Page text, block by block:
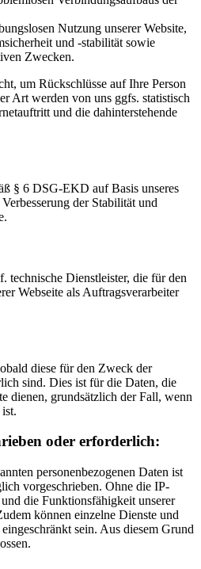
Nutzung unserer Website,
und -stabilität sowie
Zwecken.
um Rückschlüsse auf Ihre Person
Art werden von uns ggfs. statistisch
und die dahinterstehende
§ 6 DSG-EKD auf Basis unseres
der Stabilität und
technische Dienstleister, die für den
Webseite als Auftragsverarbeiter
diese für den Zweck der
sind. Dies ist für die Daten, die
dienen, grundsätzlich der Fall, wenn
oder erforderlich:
personenbezogenen Daten ist
vorgeschrieben. Ohne die IP-
die Funktionsfähigkeit unserer
können einzelne Dienste und
sein. Aus diesem Grund